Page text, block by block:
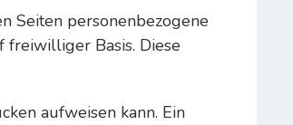
Seiten personenbezogene
freiwilliger Basis. Diese
aufweisen kann. Ein